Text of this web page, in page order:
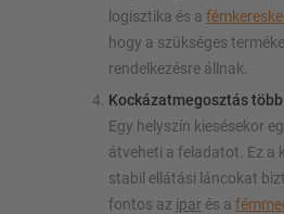
logisztika és a
hogy a szükséges
rendelkezésre állnak.
Kockázatmegosztás
Egy helyszín kiesésekor
átveheti a feladatot. Ez a
stabil ellátási láncokat
fontos az ipar és a